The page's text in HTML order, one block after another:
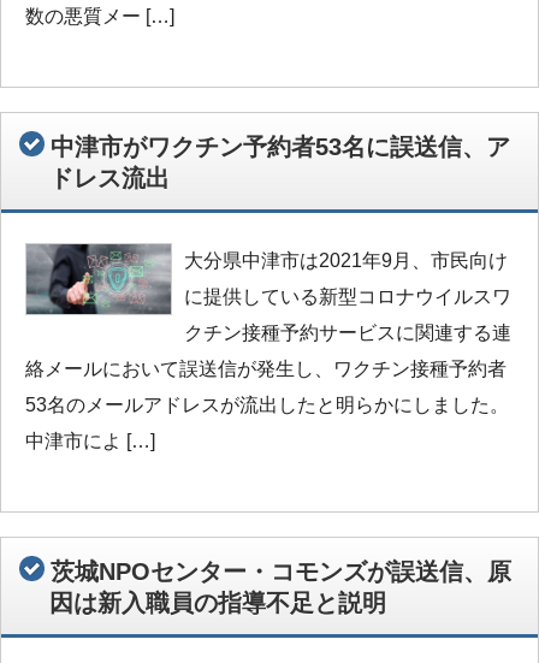
数の悪質メー […]
中津市がワクチン予約者53名に誤送信、ア
ドレス流出
大分県中津市は2021年9月、市民向け
に提供している新型コロナウイルスワ
クチン接種予約サービスに関連する連
絡メールにおいて誤送信が発生し、ワクチン接種予約者
53名のメールアドレスが流出したと明らかにしました。
中津市によ […]
茨城NPOセンター・コモンズが誤送信、原
因は新入職員の指導不足と説明